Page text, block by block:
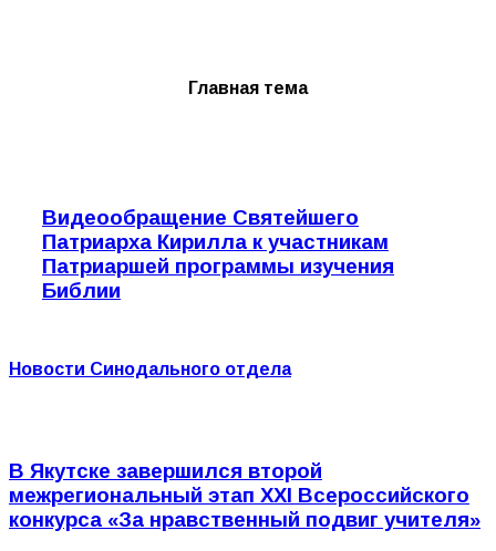
Главная тема
Видеообращение Святейшего
Патриарха Кирилла к участникам
Патриаршей программы изучения
Библии
Новости Синодального отдела
В Якутске завершился второй
межрегиональный этап XXI Всероссийского
конкурса «За нравственный подвиг учителя»